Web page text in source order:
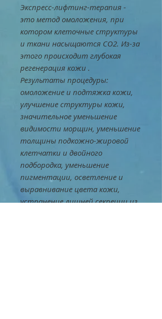
Экспресс-лифтинг-терапия -
это метод омоложения, при
котором клеточные структуры
и ткани насыщаются CO2. Из-за
этого происходит глубокая
регенерация кожи .
Результаты процедуры:
омоложение и подтяжка кожи,
улучшение структуры кожи,
значительное уменьшение
видимости морщин, уменьшение
толщины подкожно-жировой
клетчатки и двойного
подбородка, уменьшение
пигментации, осветление и
выравнивание цвета кожи,
устранение лишней секреции из